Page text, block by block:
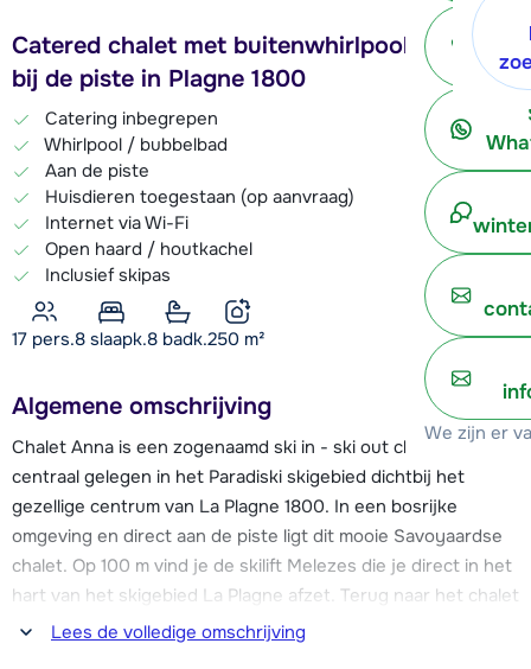
We zijn er
Catered chalet met buitenwhirlpool, direct
bij de piste in Plagne 1800
Catering inbegrepen
Whirlpool / bubbelbad
Aan de piste
Huisdieren toegestaan (op aanvraag)
Internet via Wi-Fi
Open haard / houtkachel
Inclusief skipas
17 pers.8 slaapk.8 badk.250 m²
Algemene omschrijving
Chalet Anna is een zogenaamd ski in - ski out chalet,
centraal gelegen in het Paradiski skigebied dichtbij het
gezellige centrum van La Plagne 1800. In een bosrijke
omgeving en direct aan de piste ligt dit mooie Savoyaardse
chalet. Op 100 m vind je de skilift Melezes die je direct in het
hart van het skigebied La Plagne afzet. Terug naar het chalet
kan je skiën tot op 20 m. Het verzamelpunt van de skischool
Lees de volledige omschrijving